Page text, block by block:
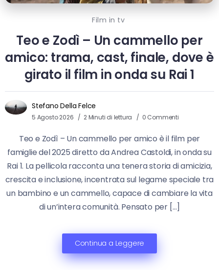
Film in tv
Teo e Zodì – Un cammello per
amico: trama, cast, finale, dove è
girato il film in onda su Rai 1
Stefano Della Felce
5 Agosto 2026 2 Minuti di lettura 0 Commenti
Teo e Zodì – Un cammello per amico è il film per
famiglie del 2025 diretto da Andrea Castoldi, in onda su
Rai 1. La pellicola racconta una tenera storia di amicizia,
crescita e inclusione, incentrata sul legame speciale tra
un bambino e un cammello, capace di cambiare la vita
di un’intera comunità. Pensato per […]
Continua a Leggere